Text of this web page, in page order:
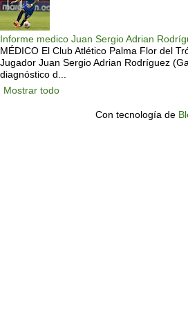
Informe medico Juan Sergio Adrian
MÉDICO El Club Atlético Palma Flor del
Jugador Juan Sergio Adrian Rodríguez
diagnóstico d...
Mostrar todo
Con tecnología de